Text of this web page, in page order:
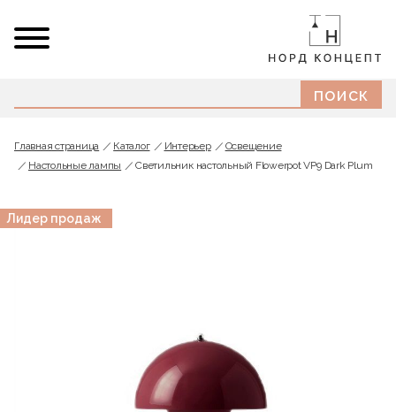
Главная страница Каталог Интерьер
Освещение
Настольные лампы
Светильник настольный Flowerpot VP9 Dark Plum
Лидер продаж